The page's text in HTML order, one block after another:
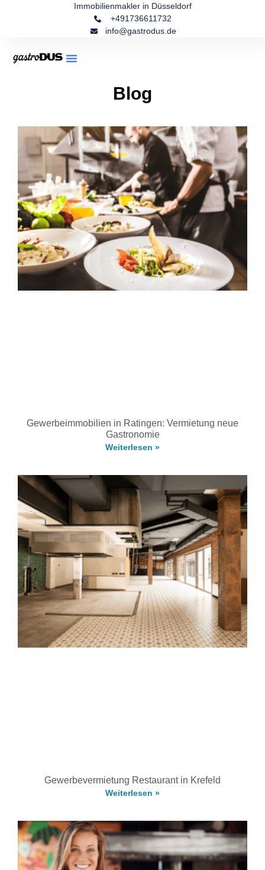
Immobilienmakler in Düsseldorf
info@gastrodus.de
+491736611732
Blog
Gewerbeimmobilien in Ratingen: Vermietung neue
Gastronomie
Weiterlesen »
Gewerbevermietung Restaurant in Krefeld
Weiterlesen »